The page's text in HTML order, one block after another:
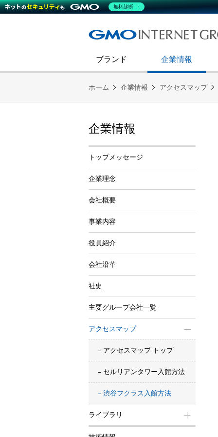
ブランド
企業情報
会社概要
技術ブログ
インターネットセキュリティ事業
コミュニケーション
ダイバーシティ＆インクルージ
熊谷正寿が語るグループ成長戦
財務・業績
第二新卒採用
ホーム 企業情報 アクセスマップ
企業情報
トップメッセージ
企業理念
会社概要
事業内容
役員紹介
会社沿革
社史
主要グループ会社一覧
アクセスマップ
アクセスマップ トップ
セルリアンタワー入館方法
渋谷フクラス入館方法
ライブラリ
無料診断